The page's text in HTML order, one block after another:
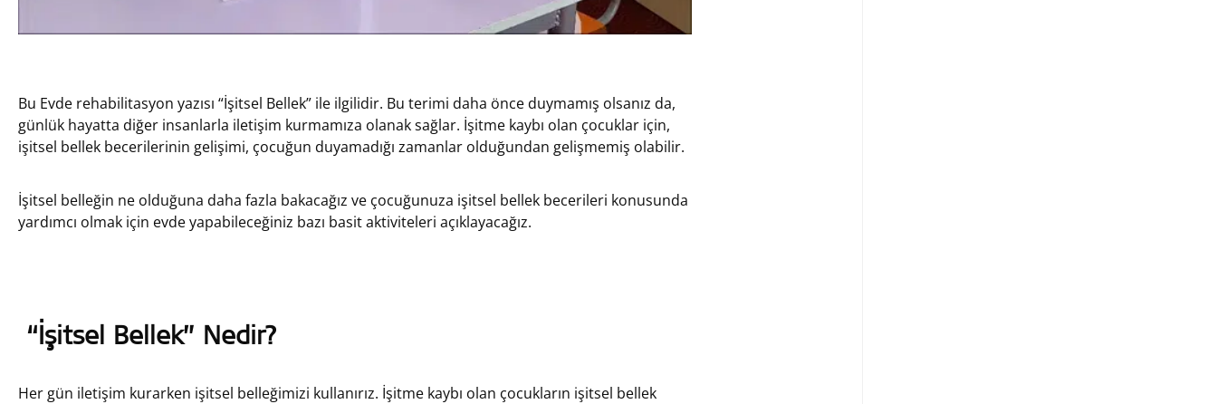
Bu Evde rehabilitasyon yazısı “İşitsel Bellek” ile ilgilidir. Bu terimi daha önce duymamış olsanız da,
günlük hayatta diğer insanlarla iletişim kurmamıza olanak sağlar. İşitme kaybı olan çocuklar için,
işitsel bellek becerilerinin gelişimi, çocuğun duyamadığı zamanlar olduğundan gelişmemiş olabilir.
İşitsel belleğin ne olduğuna daha fazla bakacağız ve çocuğunuza işitsel bellek becerileri konusunda
yardımcı olmak için evde yapabileceğiniz bazı basit aktiviteleri açıklayacağız.
“İşitsel Bellek” Nedir?
Her gün iletişim kurarken işitsel belleğimizi kullanırız. İşitme kaybı olan çocukların işitsel bellek